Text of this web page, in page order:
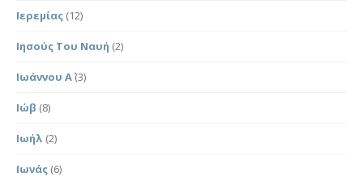
Ιερεμίας (12)
Ιησούς Του Ναυή (2)
Ιωάννου Α΄(3)
Ιώβ (8)
Ιωήλ (2)
Ιωνάς (6)